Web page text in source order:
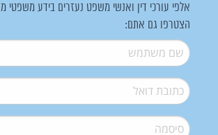
אלפי עורכי דין ואנשי משפט נעזרים בידע משפטי
הצטרפו גם אתם:
שם משתמש*
דואל*
סיסמה*